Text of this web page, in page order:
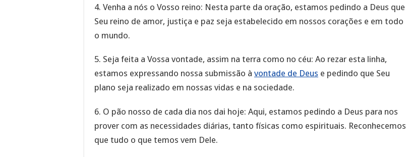
4. Venha a nós o Vosso reino: Nesta parte da oração, estamos pedindo a Deus que
Seu reino de amor, justiça e paz seja estabelecido em nossos corações e em todo
o mundo.
5. Seja feita a Vossa vontade, assim na terra como no céu: Ao rezar esta linha,
estamos expressando nossa submissão à vontade de Deus e pedindo que Seu
plano seja realizado em nossas vidas e na sociedade.
6. O pão nosso de cada dia nos dai hoje: Aqui, estamos pedindo a Deus para nos
prover com as necessidades diárias, tanto físicas como espirituais. Reconhecemos
que tudo o que temos vem Dele.